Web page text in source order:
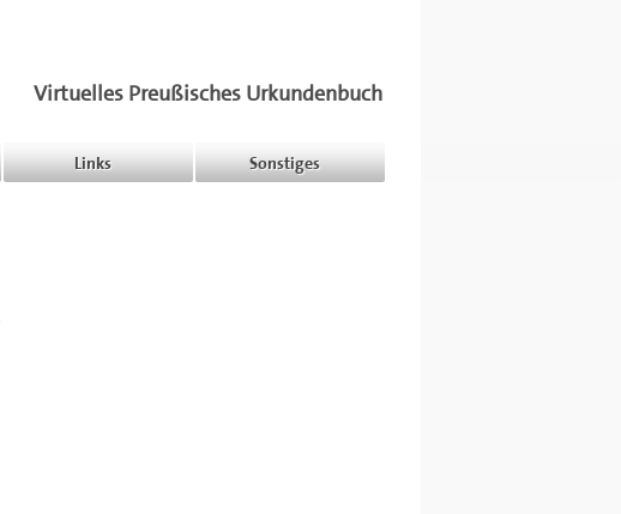
Virtuelles Preußisches Urkundenbuch
Links Sonstiges